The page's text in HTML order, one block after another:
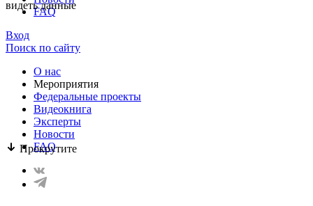
видеть данные
Прокрутите
FAQ
Вход
Поиск по сайту
О нас
Mероприятия
Федеральные проекты
Видеокнига
Эксперты
Новости
FAQ